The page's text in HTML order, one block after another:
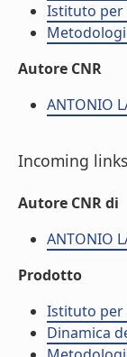
Istituto per
Autore CNR
ANTONIO
Incoming
Autore CNR di
ANTONIO
Prodotto
Istituto per
Dinamica